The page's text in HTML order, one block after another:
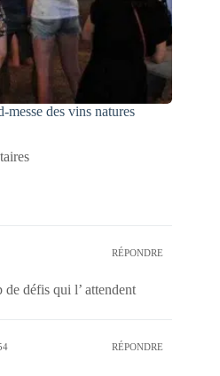
des vins natures
RÉPONDRE
de défis qui l’ attendent
RÉPONDRE